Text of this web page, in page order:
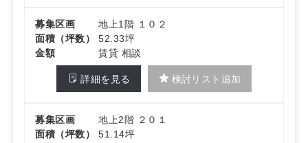
募集区画
地上1階 １０２
面積（坪数）
52.33坪
金額
賃貸 相談
詳細を見る 検討リスト追加
募集区画
地上2階 ２０１
面積（坪数）
51.14坪